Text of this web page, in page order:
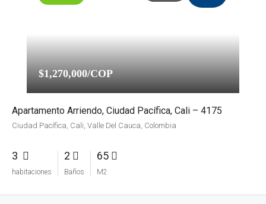
$1,270,000/COP
Apartamento Arriendo, Ciudad Pacífica, Cali – 4175
Ciudad Pacífica, Cali, Valle Del Cauca, Colombia
3
habitaciones
2
Baños
65
M2